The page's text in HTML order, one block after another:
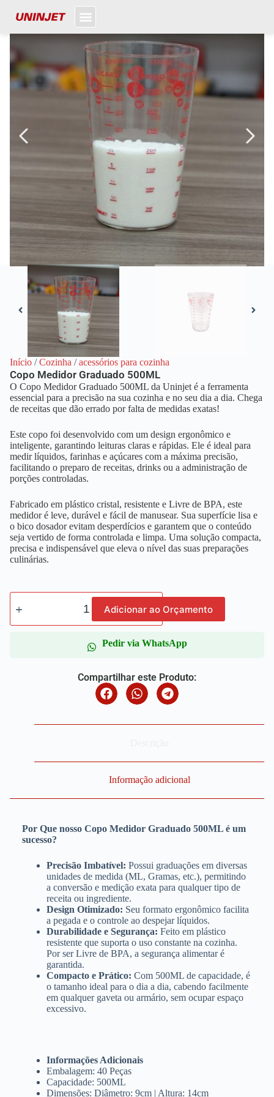
Início /Cozinha /acessórios para cozinha
Copo Medidor Graduado 500ML
O Copo Medidor Graduado 500ML da Uninjet é a ferramenta
essencial para a precisão na sua cozinha e no seu dia a dia. Chega
de receitas que dão errado por falta de medidas exatas!
Este copo foi desenvolvido com um design ergonômico e
inteligente, garantindo leituras claras e rápidas. Ele é ideal para
medir líquidos, farinhas e açúcares com a máxima precisão,
facilitando o preparo de receitas, drinks ou a administração de
porções controladas.
Fabricado em plástico cristal, resistente e Livre de BPA, este
medidor é leve, durável e fácil de manusear. Sua superfície lisa e
o bico dosador evitam desperdícios e garantem que o conteúdo
seja vertido de forma controlada e limpa. Uma solução compacta,
precisa e indispensável que eleva o nível das suas preparações
culinárias.
Adicionar ao Orçamento
Pedir via WhatsApp
Compartilhar este Produto:
Informação adicional
Por Que nosso Copo Medidor Graduado 500ML é um
sucesso?
Precisão Imbatível: Possui graduações em diversas
unidades de medida (ML, Gramas, etc.), permitindo
a conversão e medição exata para qualquer tipo de
receita ou ingrediente.
Design Otimizado: Seu formato ergonômico facilita
a pegada e o controle ao despejar líquidos.
Durabilidade e Segurança: Feito em plástico
resistente que suporta o uso constante na cozinha.
Por ser Livre de BPA, a segurança alimentar é
garantida.
Compacto e Prático: Com 500ML de capacidade, é
o tamanho ideal para o dia a dia, cabendo facilmente
em qualquer gaveta ou armário, sem ocupar espaço
excessivo.
Informações Adicionais
Embalagem: 40 Peças
Capacidade: 500ML
Dimensões: Diâmetro: 9cm | Altura: 14cm